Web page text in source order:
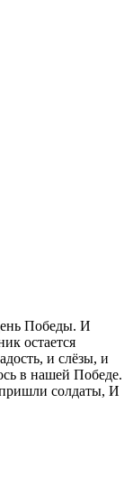
Победы. И
остается
и слёзы, и
в нашей Победе.
солдаты, И